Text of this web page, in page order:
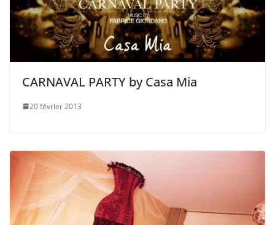
CARNAVAL PARTY by Casa Mia
20 février 2013